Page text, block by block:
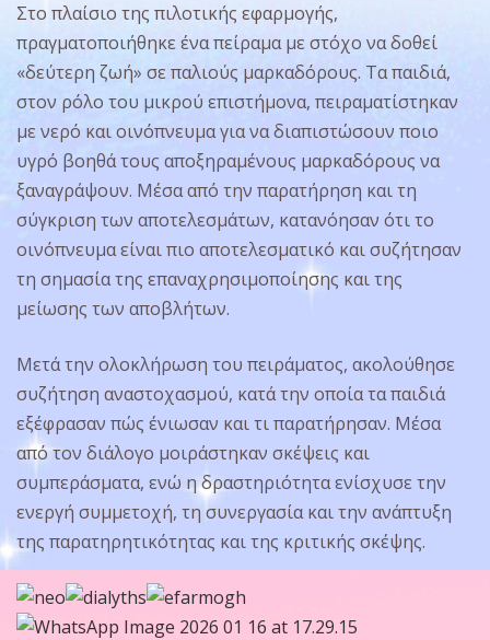
Στο πλαίσιο της πιλοτικής εφαρμογής,
πραγματοποιήθηκε ένα πείραμα με στόχο να δοθεί
«δεύτερη ζωή» σε παλιούς μαρκαδόρους. Τα παιδιά,
στον ρόλο του μικρού επιστήμονα, πειραματίστηκαν
με νερό και οινόπνευμα για να διαπιστώσουν ποιο
υγρό βοηθά τους αποξηραμένους μαρκαδόρους να
ξαναγράψουν. Μέσα από την παρατήρηση και τη
σύγκριση των αποτελεσμάτων, κατανόησαν ότι το
οινόπνευμα είναι πιο αποτελεσματικό και συζήτησαν
τη σημασία της επαναχρησιμοποίησης και της
μείωσης των αποβλήτων.
Μετά την ολοκλήρωση του πειράματος, ακολούθησε
συζήτηση αναστοχασμού, κατά την οποία τα παιδιά
εξέφρασαν πώς ένιωσαν και τι παρατήρησαν. Μέσα
από τον διάλογο μοιράστηκαν σκέψεις και
συμπεράσματα, ενώ η δραστηριότητα ενίσχυσε την
ενεργή συμμετοχή, τη συνεργασία και την ανάπτυξη
της παρατηρητικότητας και της κριτικής σκέψης.